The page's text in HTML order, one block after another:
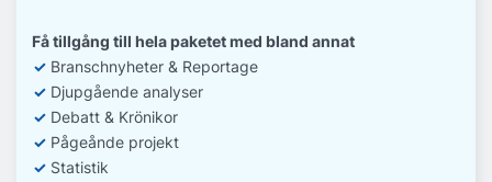
Få tillgång till hela paketet med bland annat
✓ Branschnyheter & Reportage
✓ Djupgående analyser
✓ Debatt & Krönikor
✓ Pågeånde projekt
✓ Statistik